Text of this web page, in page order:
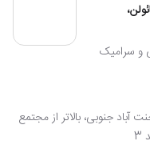
و سرامیک
جنت آباد جنوبی، بالاتر از مجتمع